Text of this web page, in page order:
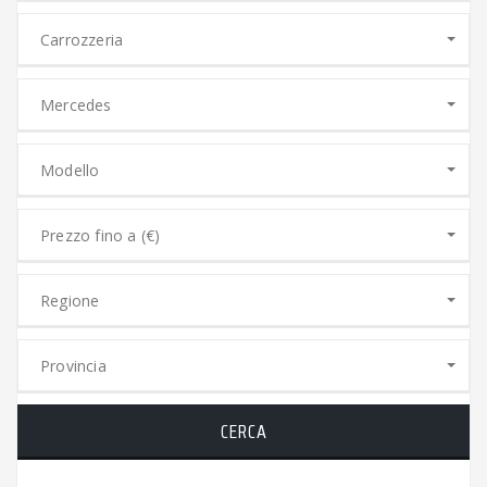
Carrozzeria
Mercedes
Modello
Prezzo fino a (€)
Regione
Provincia
CERCA